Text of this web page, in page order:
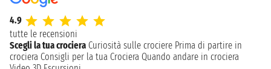
4.9
tutte le recensioni
Scegli la tua crociera Curiosità sulle crociere Prima di partire in
crociera Consigli per la tua Crociera Quando andare in crociera